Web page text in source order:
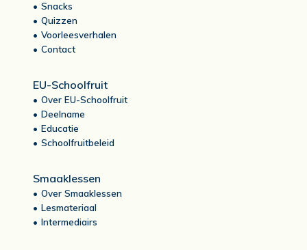
Snacks
Quizzen
Voorleesverhalen
Contact
EU-Schoolfruit
Over EU-Schoolfruit
Deelname
Educatie
Schoolfruitbeleid
Smaaklessen
Over Smaaklessen
Lesmateriaal
Intermediairs